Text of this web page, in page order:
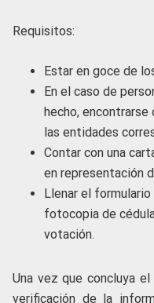
Requisitos:
Estar en goce de
En el caso de
hecho,
las entidades
Contar con una
en representación
Llenar el
fotocopia de
votación.
Una vez que concluya
verificación de la